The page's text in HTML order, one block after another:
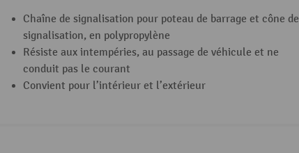
Chaîne de signalisation pour poteau de barrage et cône de
signalisation, en polypropylène
Résiste aux intempéries, au passage de véhicule et ne
conduit pas le courant
Convient pour l’intérieur et l’extérieur